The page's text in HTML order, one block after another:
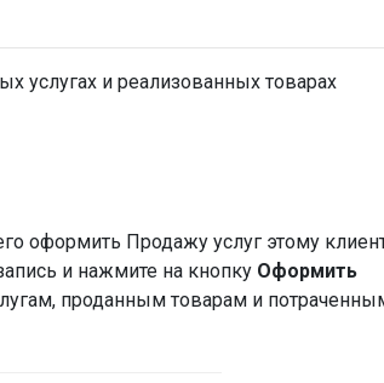
услугах и реализованных товарах
оформить Продажу услуг этому
и нажмите на кнопку Оформить
проданным товарам и